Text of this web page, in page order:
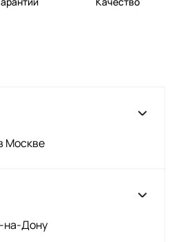
Москве
на-Дону